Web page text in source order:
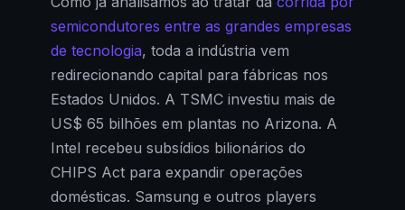
semicondutores entre as grandes empresas
de tecnologia, toda a indústria vem
redirecionando capital para fábricas nos
Estados Unidos. A TSMC investiu mais de
US$ 65 bilhões em plantas no Arizona. A
Intel recebeu subsídios bilionários do
CHIPS Act para expandir operações
domésticas. Samsung e outros players